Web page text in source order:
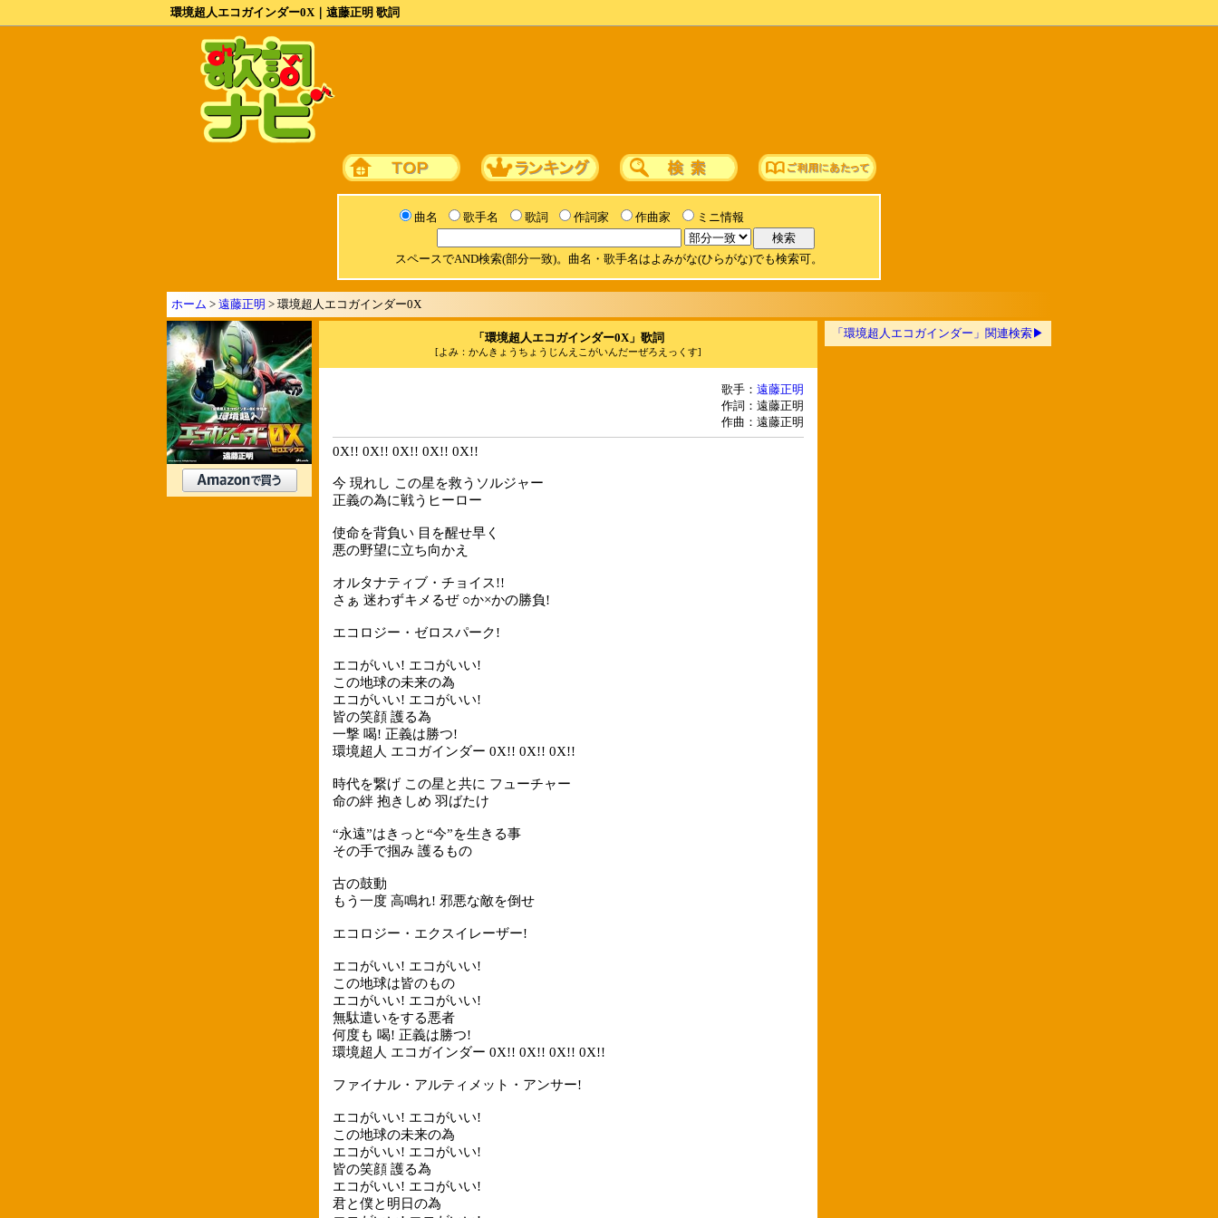
環境超人エコガインダー0X｜遠藤正明 歌詞
曲名 歌手名 歌詞 作詞家 作曲家 ミニ情報
スペースでAND検索(部分一致)。曲名・歌手名はよみがな(ひらがな)でも検索可。
ホーム > 遠藤正明 > 環境超人エコガインダー0X
「環境超人エコガインダー0X」歌詞
[よみ：かんきょうちょうじんえこがいんだーぜろえっくす]
歌手： 遠藤正明
作詞：遠藤正明
作曲：遠藤正明
0X!! 0X!! 0X!! 0X!! 0X!!
今 現れし この星を救うソルジャー
正義の為に戦うヒーロー
使命を背負い 目を醒せ早く
悪の野望に立ち向かえ
オルタナティブ・チョイス!!
さぁ 迷わずキメるぜ ○か×かの勝負!
エコロジー・ゼロスパーク!
エコがいい! エコがいい!
この地球の未来の為
エコがいい! エコがいい!
皆の笑顔 護る為
一撃 喝! 正義は勝つ!
環境超人 エコガインダー 0X!! 0X!! 0X!!
時代を繋げ この星と共に フューチャー
命の絆 抱きしめ 羽ばたけ
“永遠”はきっと“今”を生きる事
その手で掴み 護るもの
古の鼓動
もう一度 高鳴れ! 邪悪な敵を倒せ
エコロジー・エクスイレーザー!
エコがいい! エコがいい!
この地球は皆のもの
エコがいい! エコがいい!
無駄遣いをする悪者
何度も 喝! 正義は勝つ!
環境超人 エコガインダー 0X!! 0X!! 0X!! 0X!!
ファイナル・アルティメット・アンサー!
エコがいい! エコがいい!
この地球の未来の為
エコがいい! エコがいい!
皆の笑顔 護る為
エコがいい! エコがいい!
君と僕と明日の為
「環境超人エコガインダー」関連検索▶